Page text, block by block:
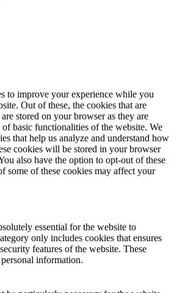
to improve your experience while you
Out of these, the cookies that are
stored on your browser as they are
basic functionalities of the website. We
that help us analyze and understand how
cookies will be stored in your browser
also have the option to opt-out of these
some of these cookies may affect your
essential for the website to
only includes cookies that ensures
features of the website. These
information.